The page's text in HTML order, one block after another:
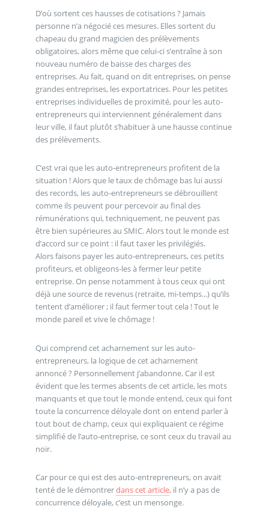
D’où sortent ces hausses de cotisations ? Jamais
personne n’a négocié ces mesures. Elles sortent du
chapeau du grand magicien des prélèvements
obligatoires, alors même que celui-ci s’entraîne à son
nouveau numéro de baisse des charges des
entreprises. Au fait, quand on dit entreprises, on pense
grandes entreprises, les exportatrices. Pour les petites
entreprises individuelles de proximité, pour les auto-
entrepreneurs qui interviennent généralement dans
leur ville, il faut plutôt s’habituer à une hausse continue
des prélèvements.
C’est vrai que les auto-entrepreneurs profitent de la
situation ! Alors que le taux de chômage bas lui aussi
des records, les auto-entrepreneurs se débrouillent
comme ils peuvent pour percevoir au final des
rémunérations qui, techniquement, ne peuvent pas
être bien supérieures au SMIC. Alors tout le monde est
d’accord sur ce point : il faut taxer les privilégiés.
Alors faisons payer les auto-entrepreneurs, ces petits
profiteurs, et obligeons-les à fermer leur petite
entreprise. On pense notamment à tous ceux qui ont
déjà une source de revenus (retraite, mi-temps...) qu’ils
tentent d’améliorer ; il faut fermer tout cela ! Tout le
monde pareil et vive le chômage !
Qui comprend cet acharnement sur les auto-
entrepreneurs, la logique de cet acharnement
annoncé ? Personnellement j’abandonne. Car il est
évident que les termes absents de cet article, les mots
manquants et que tout le monde entend, ceux qui font
toute la concurrence déloyale dont on entend parler à
tout bout de champ, ceux qui expliquaient ce régime
simplifié de l’auto-entreprise, ce sont ceux du travail au
noir.
Car pour ce qui est des auto-entrepreneurs, on avait
tenté de le démontrerdans cet article, il n’y a pas de
concurrence déloyale, c’est un mensonge.